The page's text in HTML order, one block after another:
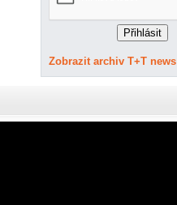
Zobrazit archiv T+T news